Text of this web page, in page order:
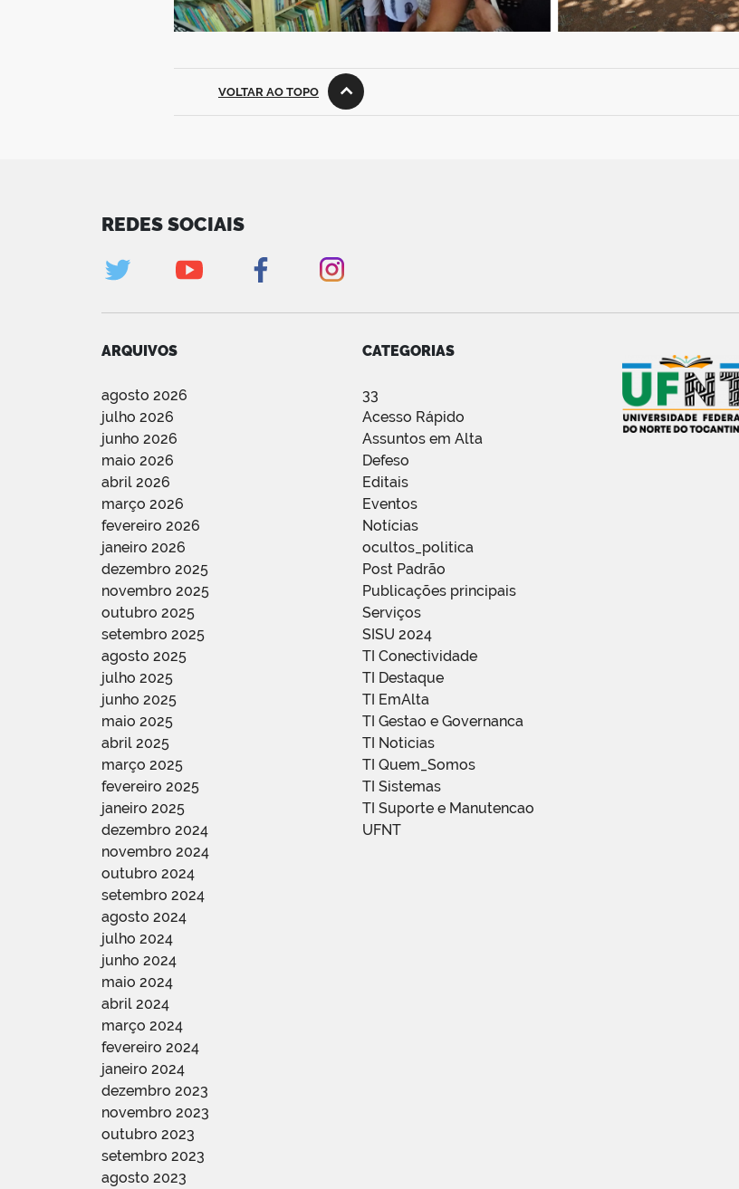
VOLTAR AO TOPO
REDES SOCIAIS
ARQUIVOS
agosto 2026
julho 2026
junho 2026
maio 2026
abril 2026
março 2026
fevereiro 2026
janeiro 2026
dezembro 2025
novembro 2025
outubro 2025
setembro 2025
agosto 2025
julho 2025
junho 2025
maio 2025
abril 2025
março 2025
fevereiro 2025
janeiro 2025
dezembro 2024
novembro 2024
outubro 2024
setembro 2024
agosto 2024
julho 2024
junho 2024
maio 2024
abril 2024
março 2024
fevereiro 2024
janeiro 2024
dezembro 2023
novembro 2023
outubro 2023
setembro 2023
agosto 2023
CATEGORIAS
33
Acesso Rápido
Assuntos em Alta
Defeso
Editais
Eventos
Notícias
ocultos_politica
Post Padrão
Publicações principais
Serviços
SISU 2024
TI Conectividade
TI Destaque
TI EmAlta
TI Gestao e Governanca
TI Noticias
TI Quem_Somos
TI Sistemas
TI Suporte e Manutencao
UFNT